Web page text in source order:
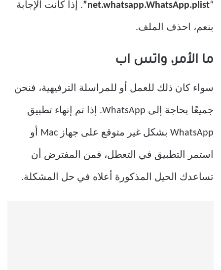
“
net.whatsapp.WhatsApp.plist” . إذا كانت الإجابة
بنعم، احذف الملف.
ما الأمر، واتس اب
سواء كان ذلك للعمل أو للمراسلة الترفيهية، فنحن
جميعًا بحاجة إلى WhatsApp. إذا تم إنهاء تطبيق
WhatsApp بشكل غير متوقع على جهاز Mac أو
استمر التطبيق في التعطل، فمن المفترض أن
تساعدك الحيل المذكورة أعلاه في حل المشكلة.